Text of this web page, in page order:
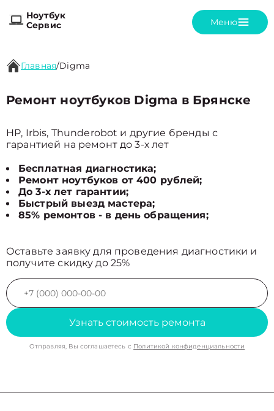
Ноутбук
Сервис
Меню
Главная/Digma
Ремонт ноутбуков Digma в Брянске
HP, Irbis, Thunderobot и другие бренды с
гарантией на ремонт до 3-х лет
Бесплатная диагностика;
Ремонт ноутбуков от 400 рублей;
До 3-х лет гарантии;
Быстрый выезд мастера;
85% ремонтов - в день обращения;
Оставьте заявку для проведения диагностики и
получите скидку до 25%
Узнать стоимость ремонта
Отправляя, Вы соглашаетесь с Политикой конфиденциальности